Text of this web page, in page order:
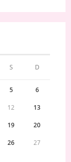
S D
5 6
12 13
19 20
26 27